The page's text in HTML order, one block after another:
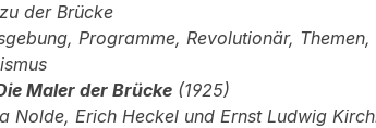
der Brücke
Programme, Revolutionär,
Maler der Brücke (1925)
Nolde, Erich Heckel und Ernst Ludwig